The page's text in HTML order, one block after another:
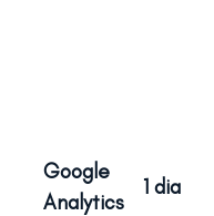
Google
Analytics
1 dia